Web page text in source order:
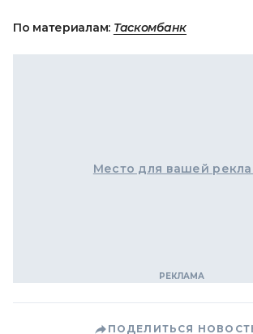
По материалам: Таскомбанк
Место для вашей
ПОДЕЛИТЬСЯ